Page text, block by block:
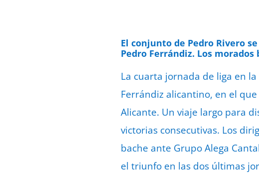
El conjunto de Pedro Rivero
Pedro Ferrándiz. Los
La cuarta jornada de liga en
Ferrándiz alicantino, en el
Alicante. Un viaje largo para
victorias consecutivas. Los
bache ante Grupo Alega
el triunfo en las dos últimas